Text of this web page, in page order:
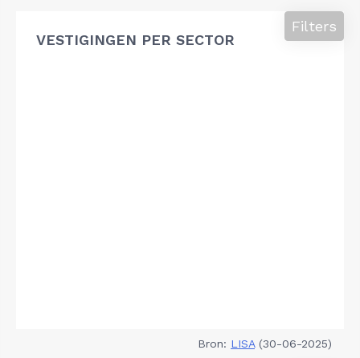
VESTIGINGEN PER SECTOR
Filters
Bron: LISA(30-06-2025)